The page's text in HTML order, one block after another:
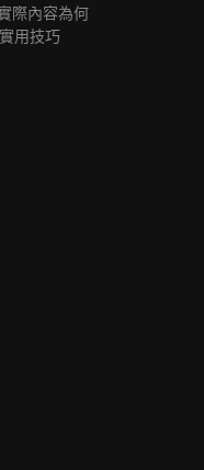
際內容為何
用技巧